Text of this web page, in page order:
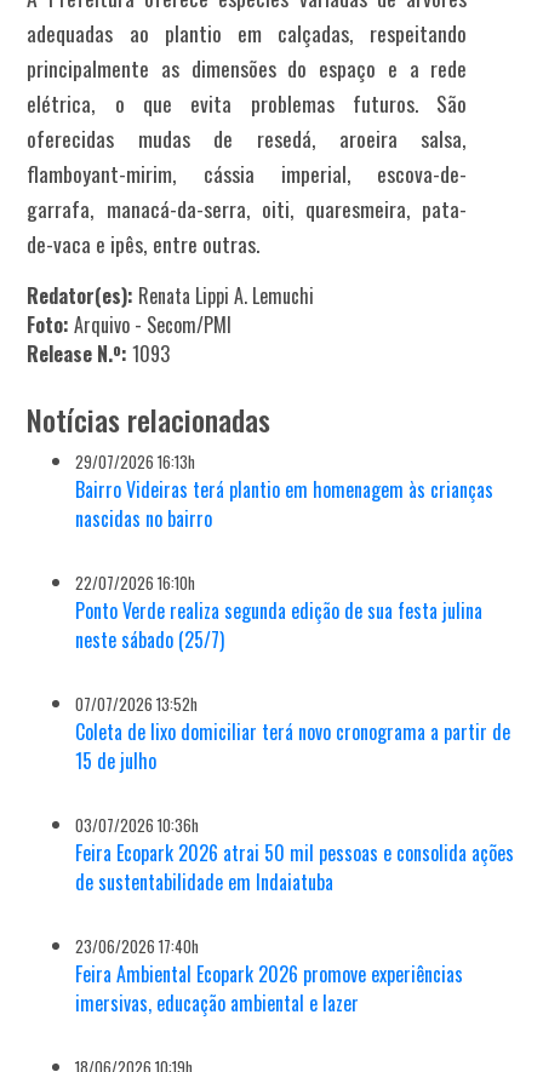
adequadas ao plantio em calçadas, respeitando
principalmente as dimensões do espaço e a rede
elétrica, o que evita problemas futuros. São
oferecidas mudas de resedá, aroeira salsa,
flamboyant-mirim, cássia imperial, escova-de-
garrafa, manacá-da-serra, oiti, quaresmeira, pata-
de-vaca e ipês, entre outras.
Redator(es): Renata Lippi A. Lemuchi
Foto:Arquivo - Secom/PMI
Release N.º: 1093
Notícias relacionadas
29/07/2026 16:13h
Bairro Videiras terá plantio em homenagem às crianças
nascidas no bairro
22/07/2026 16:10h
Ponto Verde realiza segunda edição de sua festa julina
neste sábado (25/7)
07/07/2026 13:52h
Coleta de lixo domiciliar terá novo cronograma a partir de
15 de julho
03/07/2026 10:36h
Feira Ecopark 2026 atrai 50 mil pessoas e consolida ações
de sustentabilidade em Indaiatuba
23/06/2026 17:40h
Feira Ambiental Ecopark 2026 promove experiências
imersivas, educação ambiental e lazer
18/06/2026 10:19h